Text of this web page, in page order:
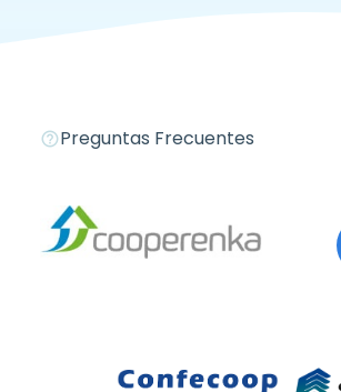
help_outlinePreguntas Frecuentes